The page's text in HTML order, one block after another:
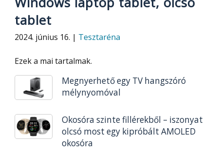
tablet
2024. június 16. | Tesztaréna
Ezek a mai tartalmak.
Megnyerhető egy TV hangszóró
mélynyomóval
Okosóra szinte fillérekből – iszonyat
olcsó most egy kipróbált AMOLED
okosóra